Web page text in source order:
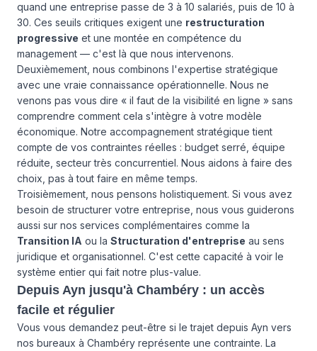
quand une entreprise passe de 3 à 10 salariés, puis de 10 à
30. Ces seuils critiques exigent une restructuration
progressive et une montée en compétence du
management — c'est là que nous intervenons.
Deuxièmement, nous combinons l'expertise stratégique
avec une vraie connaissance opérationnelle. Nous ne
venons pas vous dire « il faut de la visibilité en ligne » sans
comprendre comment cela s'intègre à votre modèle
économique. Notre accompagnement stratégique tient
compte de vos contraintes réelles : budget serré, équipe
réduite, secteur très concurrentiel. Nous aidons à faire des
choix, pas à tout faire en même temps.
Troisièmement, nous pensons holistiquement. Si vous avez
besoin de structurer votre entreprise, nous vous guiderons
aussi sur nos services complémentaires comme la
Transition IA ou la Structuration d'entreprise au sens
juridique et organisationnel. C'est cette capacité à voir le
système entier qui fait notre plus-value.
Depuis Ayn jusqu'à Chambéry : un accès
facile et régulier
Vous vous demandez peut-être si le trajet depuis Ayn vers
nos bureaux à Chambéry représente une contrainte. La